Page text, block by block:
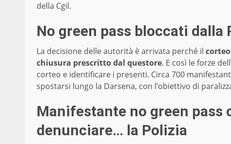
della Cgil.
No green pass bloccati dalla
La decisione delle autorità è arrivata perché il
chiusura prescritto dal questore. E così le forze
corteo e identificare i presenti. Circa 700
spostarsi lungo la Darsena, con l’obiettivo di
Manifestante no green pass
denunciare… la Polizia